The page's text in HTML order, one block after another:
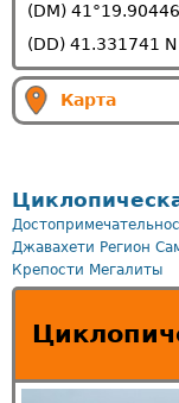
(DM)
(DD) 41.331741
Карта
Джавахети Регион
Крепости Мегалиты